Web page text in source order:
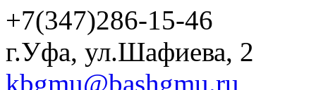
+7(347)286-15-46
г.Уфа, ул.Шафиева, 2
kbgmu@bashgmu.ru